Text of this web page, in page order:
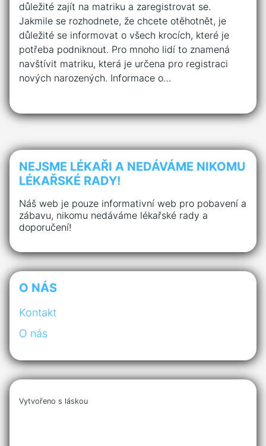
důležité zajít na matriku a zaregistrovat se.
Jakmile se rozhodnete, že chcete otěhotnět, je
důležité se informovat o všech krocích, které je
potřeba podniknout. Pro mnoho lidí to znamená
navštívit matriku, která je určena pro registraci
nových narozených. Informace o…
NEJSME LÉKAŘI A NEDÁVÁME NIKOMU
LÉKAŘSKÉ RADY!
Náš web je pouze informativní web pro pobavení a
zábavu, nikomu nedáváme lékařské rady a
doporučení!
O NÁS
Kontakt
O nás
Vytvořeno s láskou